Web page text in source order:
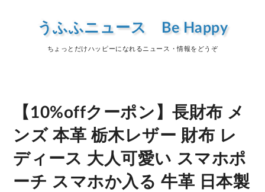
うふふニュース Be Happy
ちょっとだけハッピーになれるニュース・情報をどうぞ
【10%offクーポン】長財布 メ
ンズ 本革 栃木レザー 財布 レ
ディース 大人可愛い スマホポ
ーチ スマホか入る 牛革 日本製